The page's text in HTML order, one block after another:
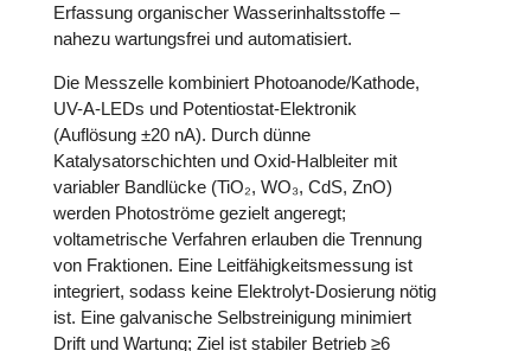
Erfassung organischer Wasserinhaltsstoffe –
nahezu wartungsfrei und automatisiert.
Die Messzelle kombiniert Photoanode/Kathode,
UV-A-LEDs und Potentiostat-Elektronik
(Auflösung ±20 nA). Durch dünne
Katalysatorschichten und Oxid-Halbleiter mit
variabler Bandlücke (TiO₂, WO₃, CdS, ZnO)
werden Photoströme gezielt angeregt;
voltametrische Verfahren erlauben die Trennung
von Fraktionen. Eine Leitfähigkeitsmessung ist
integriert, sodass keine Elektrolyt-Dosierung nötig
ist. Eine galvanische Selbstreinigung minimiert
Drift und Wartung; Ziel ist stabiler Betrieb ≥6